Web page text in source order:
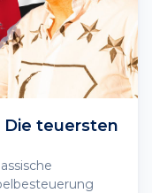
Die teuersten